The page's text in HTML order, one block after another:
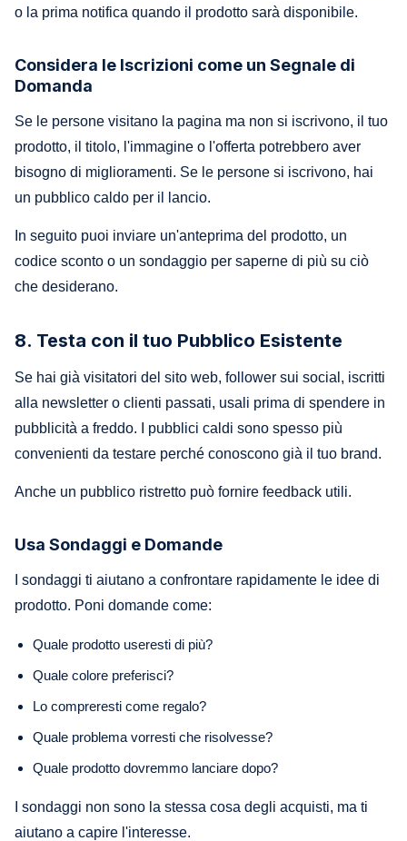
o la prima notifica quando il prodotto sarà disponibile.
Considera le Iscrizioni come un Segnale di
Domanda
Se le persone visitano la pagina ma non si iscrivono, il tuo
prodotto, il titolo, l'immagine o l'offerta potrebbero aver
bisogno di miglioramenti. Se le persone si iscrivono, hai
un pubblico caldo per il lancio.
In seguito puoi inviare un'anteprima del prodotto, un
codice sconto o un sondaggio per saperne di più su ciò
che desiderano.
8. Testa con il tuo Pubblico Esistente
Se hai già visitatori del sito web, follower sui social, iscritti
alla newsletter o clienti passati, usali prima di spendere in
pubblicità a freddo. I pubblici caldi sono spesso più
convenienti da testare perché conoscono già il tuo brand.
Anche un pubblico ristretto può fornire feedback utili.
Usa Sondaggi e Domande
I sondaggi ti aiutano a confrontare rapidamente le idee di
prodotto. Poni domande come:
Quale prodotto useresti di più?
Quale colore preferisci?
Lo compreresti come regalo?
Quale problema vorresti che risolvesse?
Quale prodotto dovremmo lanciare dopo?
I sondaggi non sono la stessa cosa degli acquisti, ma ti
aiutano a capire l'interesse.